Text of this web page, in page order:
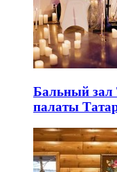
Бальный
палаты